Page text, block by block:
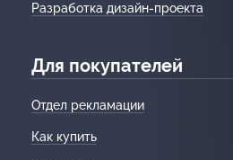
Разработка дизайн-проекта
Для покупателей
Отдел рекламации
Как купить